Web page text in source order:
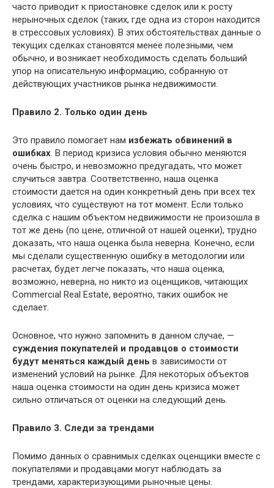
часто приводит к приостановке сделок или к росту
нерыночных сделок (таких, где одна из сторон находится
в стрессовых условиях). В этих обстоятельствах данные о
текущих сделках становятся менее полезными, чем
обычно, и возникает необходимость сделать больший
упор на описательную информацию, собранную от
действующих участников рынка недвижимости.
Правило 2. Только один день
Это правило помогает нам избежать обвинений в
ошибках. В период кризиса условия обычно меняются
очень быстро, и невозможно предугадать, что может
случиться завтра. Соответственно, наша оценка
стоимости дается на один конкретный день при всех тех
условиях, что существуют на тот момент. Если только
сделка с нашим объектом недвижимости не произошла в
тот же день (по цене, отличной от нашей оценки), трудно
доказать, что наша оценка была неверна. Конечно, если
мы сделали существенную ошибку в методологии или
расчетах, будет легче показать, что наша оценка,
возможно, неверна, но никто из оценщиков, читающих
Commercial Real Estate, вероятно, таких ошибок не
сделает.
Основное, что нужно запомнить в данном случае, —
суждения покупателей и продавцов о стоимости
будут меняться каждый день в зависимости от
изменений условий на рынке. Для некоторых объектов
наша оценка стоимости на один день кризиса может
сильно отличаться от оценки на следующий день.
Правило 3. Следи за трендами
Помимо данных о сравнимых сделках оценщики вместе с
покупателями и продавцами могут наблюдать за
трендами, характеризующими рыночные цены.